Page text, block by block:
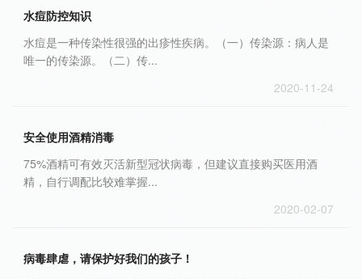
水痘防控知识
水痘是一种传染性很强的出疹性疾病。（一）传染源：病人是
唯一的传染源。（二）传...
2020-11-24
安全使用酒精消毒
75%酒精可有效灭活新型冠状病毒，但建议直接购买医用酒
精，自行调配比较难掌握...
2020-02-07
病毒肆虐，请保护好我们的孩子！